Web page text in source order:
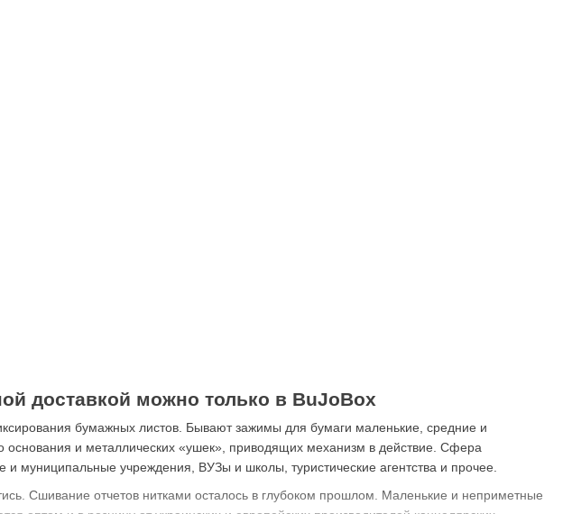
доставкой можно только в BuJoBox
бумажных листов. Бывают зажимы для бумаги маленькие, средние и
основания и металлических «ушек», приводящих механизм в действие. Сфера
муниципальные учреждения, ВУЗы и школы, туристические агентства и прочее.
Сшивание отчетов нитками осталось в глубоком прошлом. Маленькие и неприметные